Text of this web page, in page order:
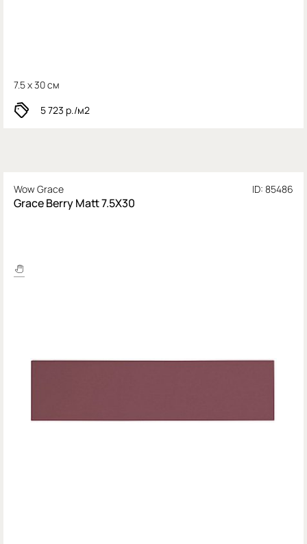
7.5 x 30 см
5 723 р./м2
Wow Grace ID: 85486
Grace Berry Matt 7.5X30